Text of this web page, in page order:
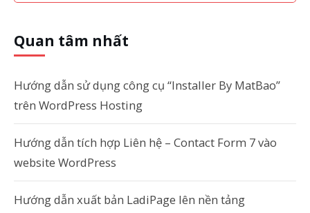
Quan tâm nhất
Hướng dẫn sử dụng công cụ “Installer By MatBao”
trên WordPress Hosting
Hướng dẫn tích hợp Liên hệ – Contact Form 7 vào
website WordPress
Hướng dẫn xuất bản LadiPage lên nền tảng